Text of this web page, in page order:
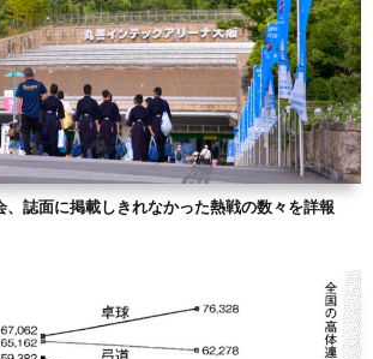
誌面に掲載しきれなかった熱戦の数々を詳報